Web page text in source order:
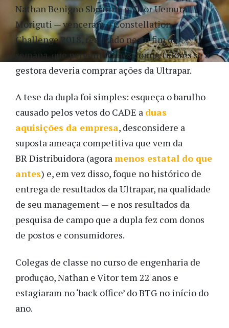
Nathan Benigno Sboarine e Vitor Uemura
Moriguti — venceram o Constellation
Challenge 2018, realizado neste fim de
semana, que perguntava aos competidores se a
gestora deveria comprar ações da Ultrapar.
A tese da dupla foi simples: esqueça o barulho
causado pelos vetos do CADE a duas
aquisições da empresa, desconsidere a
suposta ameaça competitiva que vem da
BR Distribuidora (agoramenos estatal do que
antes) e, em vez disso, foque no histórico de
entrega de resultados da Ultrapar, na qualidade
de seu management — e nos resultados da
pesquisa de campo que a dupla fez com donos
de postos e consumidores.
Colegas de classe no curso de engenharia de
produção, Nathan e Vitor tem 22 anos e
estagiaram no ‘back office’ do BTG no início do
ano.